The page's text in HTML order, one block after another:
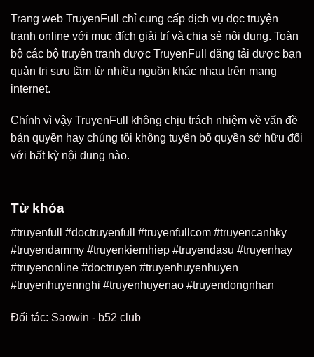
Trang web TruyenFull chỉ cung cấp dịch vụ đọc truyện
tranh online với mục đích giải trí và chia sẻ nội dung. Toàn
bộ các bộ truyện tranh được TruyenFull đăng tải được bạn
quản trị sưu tầm từ nhiều nguồn khác nhau trên mạng
internet.
Chính vì vậy TruyenFull không chịu trách nhiệm về vấn đề
bản quyền hay chúng tôi không tuyên bố quyền sở hữu đối
với bất kỳ nội dung nào.
Từ khóa
#truyenfull #doctruyenfull #truyenfullcom #truyencanhky
#truyendammy #truyenkiemhiep #truyendasu #truyenhay
#truyenonline #doctruyen #truyenhuyenhuyen
#truyenhuyennghi #truyenhuyenao #truyendongnhan
Đối tác: Saowin - b52 club